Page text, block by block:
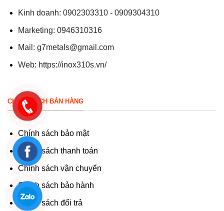
Kinh doanh: 0902303310 - 0909304310
Marketing: 0946310316
Mail: g7metals@gmail.com
Web: https://inox310s.vn/
CHÍNH SÁCH BÁN HÀNG
Chính sách bảo mật
Chính sách thanh toán
Chính sách vận chuyển
Chính sách bảo hành
Chính sách đổi trả